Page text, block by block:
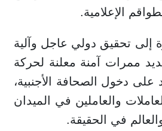
الإعلامية.
إلى تحقيق دولي عاجل وآلية
ممرات آمنة معلنة لحركة
على دخول الصحافة الأجنبية،
والعاملين في الميدان
في الحقيقة.